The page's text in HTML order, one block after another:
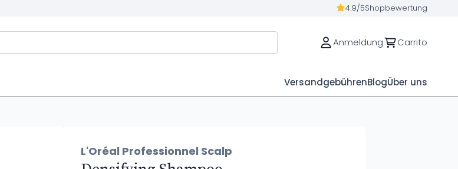
4.9/5Shopbewertung
Anmeldung Carrito
VersandgebührenBlogÜber uns
L'Oréal Professionnel Scalp